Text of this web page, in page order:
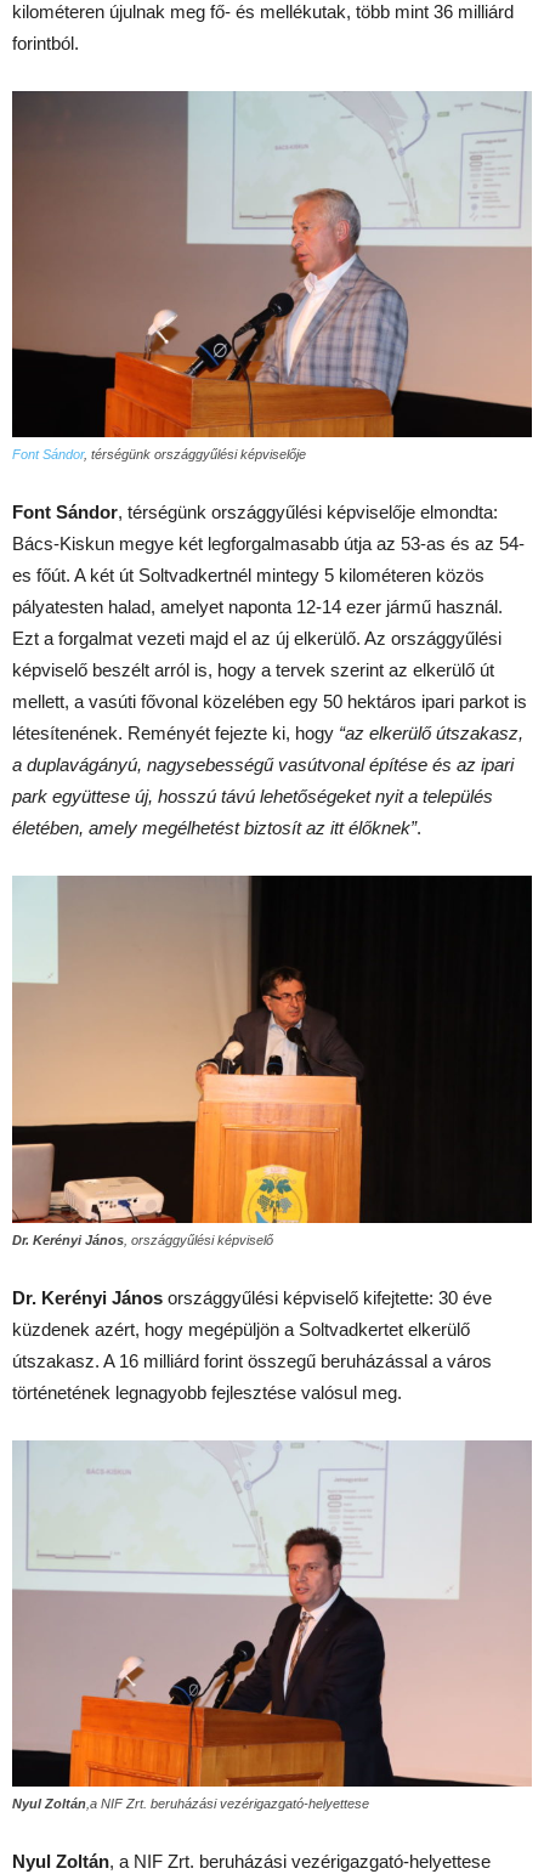
kilométeren újulnak meg fő- és mellékutak, több mint 36 milliárd
forintból.
Font Sándor, térségünk országgyűlési képviselője
Font Sándor, térségünk országgyűlési képviselője elmondta:
Bács-Kiskun megye két legforgalmasabb útja az 53-as és az 54-
es főút. A két út Soltvadkertnél mintegy 5 kilométeren közös
pályatesten halad, amelyet naponta 12-14 ezer jármű használ.
Ezt a forgalmat vezeti majd el az új elkerülő. Az országgyűlési
képviselő beszélt arról is, hogy a tervek szerint az elkerülő út
mellett, a vasúti fővonal közelében egy 50 hektáros ipari parkot is
létesítenének. Reményét fejezte ki, hogy “az elkerülő útszakasz,
a duplavágányú, nagysebességű vasútvonal építése és az ipari
park együttese új, hosszú távú lehetőségeket nyit a település
életében, amely megélhetést biztosít az itt élőknek”.
Dr. Kerényi János , országgyűlési képviselő
Dr. Kerényi János országgyűlési képviselő kifejtette: 30 éve
küzdenek azért, hogy megépüljön a Soltvadkertet elkerülő
útszakasz. A 16 milliárd forint összegű beruházással a város
történetének legnagyobb fejlesztése valósul meg.
Nyul Zoltán ,a NIF Zrt. beruházási vezérigazgató-helyettese
Nyul Zoltán, a NIF Zrt. beruházási vezérigazgató-helyettese